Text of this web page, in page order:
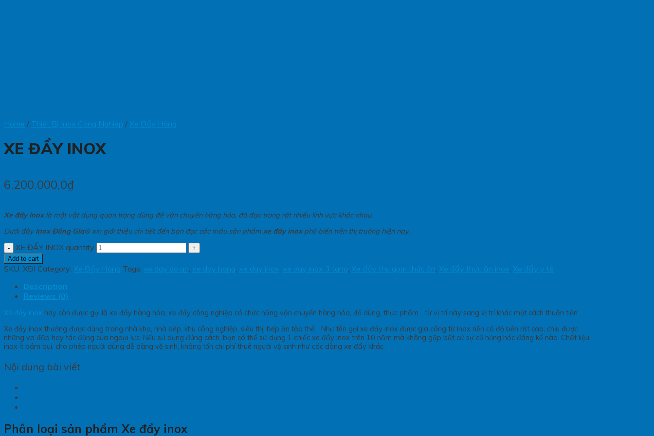
Home / Thiết Bị Inox Công Nghiệp / Xe Đẩy Hàng
XE ĐẨY INOX
6.200.000,0₫
Xe đẩy Inox là một vật dụng quan trọng dùng để vận chuyển hàng hóa, đồ đạc trong rất nhiều lĩnh vực khác nhau.
Dưới đây Inox Đồng Gia® xin giới thiệu chi tiết đến bạn đọc các mẫu sản phẩm xe đẩy inoxphổ biến trên thị trường hiện nay.
XE ĐẨY INOX quantity
Add to cart
SKU: XĐI Category: Xe Đẩy Hàng Tags: xe day do an, xe day hang, xe day inox, xe day inox 3 tang, Xe đẩy thu gom thức ăn, Xe đẩy thức ăn inox, Xe đẩy y tế
Description
Reviews (0)
Xe đẩy inox hay còn được gọi là xe đẩy hàng hóa, xe đẩy công nghiệp có chức năng vận chuyển hàng hóa, đồ dùng, thực phẩm… từ vị trí này sang vị trí khác một cách thuận tiện.
Xe đẩy inox thường được dùng trong nhà kho, nhà bếp, khu công nghiệp, siêu thị, bếp ăn tập thể… Như tên gọi xe đẩy inox được gia công từ inox nên có độ bền rất cao, chịu được
những va đập hay tác động của ngoại lực. Nếu sử dụng đúng cách, bạn có thể sử dụng 1 chiếc xe đẩy inox trên 10 năm mà không gặp bất cứ sự cố hỏng hóc đáng kể nào. Chất liệu
inox ít bám bụi, cho phép người dùng dễ dàng vệ sinh, không tốn chi phí thuê người vệ sinh như các dòng xe đẩy khác.
Nội dung bài viết
Phân loại sản phẩm Xe đẩy inox